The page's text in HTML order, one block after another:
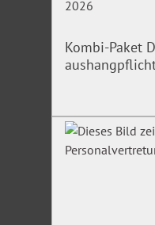
Kombi-Paket